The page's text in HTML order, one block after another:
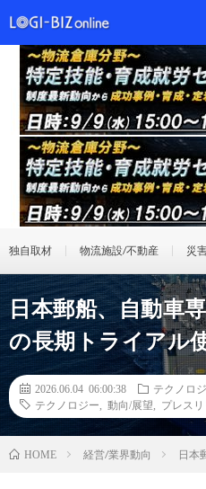
独自取材 物流施設/不動産 災
日本郵船、自動車
の長期トライアル
2026.06.04 06:00:38
テクノロ
テクノロジー
動向/展望 プレス
HOME 経営/業界動向 日本